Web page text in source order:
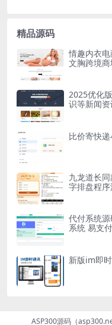
精品源码
情趣内衣
文胸跨境
2025优化
识等新闻
比价寄快
九龙道长
字排盘程
代付系统
系统 易支
新版im即
ASP300源码（